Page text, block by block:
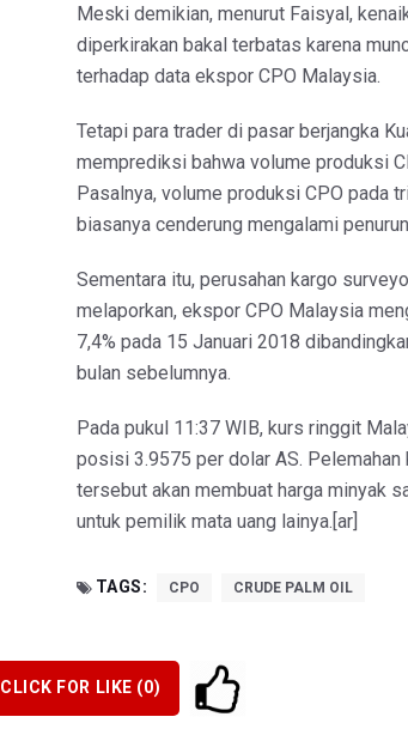
Meski demikian, menurut Faisyal,
diperkirakan bakal terbatas karena
terhadap data ekspor CPO Malaysia.
Tetapi para trader di pasar berjangka
memprediksi bahwa volume produksi
Pasalnya, volume produksi CPO pada
biasanya cenderung mengalami
Sementara itu, perusahan kargo
melaporkan, ekspor CPO Malaysia
7,4% pada 15 Januari 2018
bulan sebelumnya.
Pada pukul 11:37 WIB, kurs ringgit
posisi 3.9575 per dolar AS.
tersebut akan membuat harga minyak
untuk pemilik mata uang lainya.[ar]
TAGS: CPO CRUDE PALM OIL
CLICK FOR LIKE (0)